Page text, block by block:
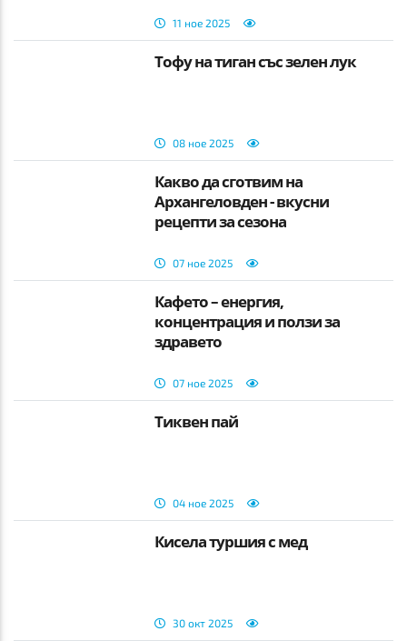
11 ное 2025
Тофу на тиган със зелен лук
08 ное 2025
Какво да сготвим на
Архангеловден - вкусни
рецепти за сезона
07 ное 2025
Кафето – енергия,
концентрация и ползи за
здравето
07 ное 2025
Тиквен пай
04 ное 2025
Кисела туршия с мед
30 окт 2025